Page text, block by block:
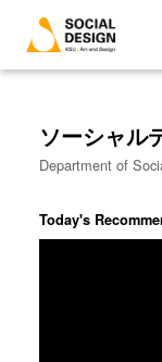
ソーシャル
Department of
Today's